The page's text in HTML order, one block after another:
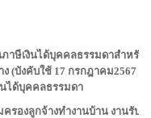
ภาษีเงินได้บุคคลธรรมดาสำหรับ
(บังคับใช้ 17 กรกฎาคม2567 มี
ได้บุคคลธรรมดา
รองลูกจ้างทำงานบ้าน งานรับใ